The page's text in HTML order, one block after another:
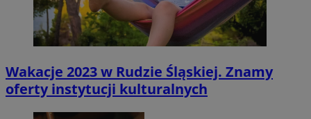
Wakacje 2023 w Rudzie Śląskiej. Znamy
oferty instytucji kulturalnych